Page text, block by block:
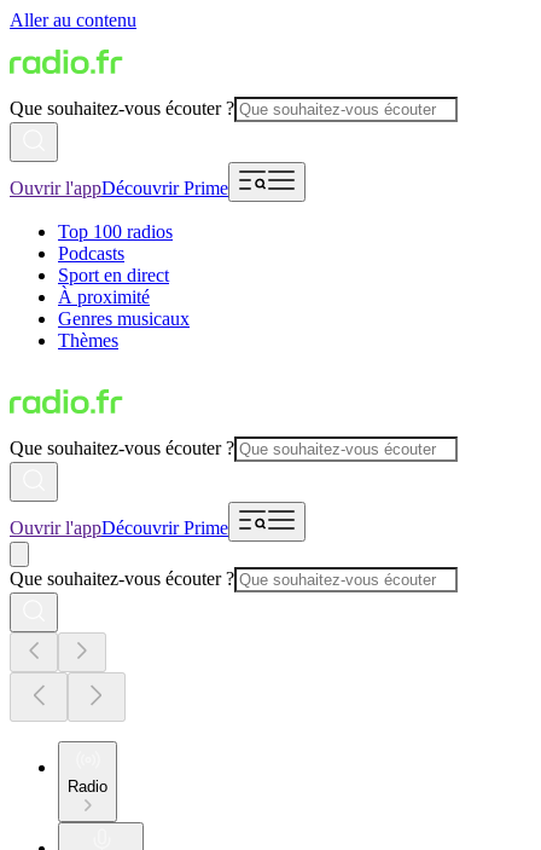
Aller au contenu
Que souhaitez-vous écouter ?
Ouvrir l'appDécouvrir Prime
Top 100 radios
Podcasts
Sport en direct
À proximité
Genres musicaux
Thèmes
Que souhaitez-vous écouter ?
Ouvrir l'appDécouvrir Prime
Que souhaitez-vous écouter ?
Radio